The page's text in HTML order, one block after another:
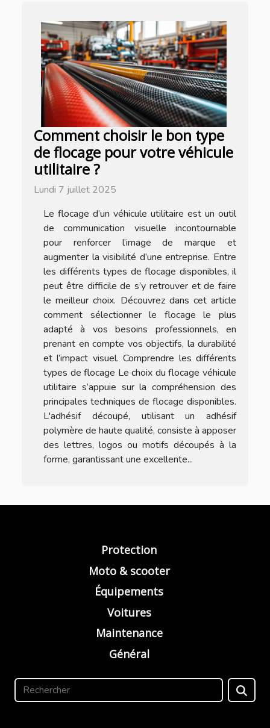
Comment choisir le bon type
de flocage pour votre véhicule
utilitaire ?
Lundi 7 juillet 2025
Le flocage d’un véhicule utilitaire est un outil
de communication visuelle incontournable
pour renforcer l’image de marque et
augmenter la visibilité d’une entreprise. Entre
les différents types de flocage disponibles, il
peut être difficile de s’y retrouver et de faire
le meilleur choix. Découvrez dans cet article
comment sélectionner le flocage le plus
adapté à vos besoins professionnels, en
prenant en compte vos objectifs, la durabilité
et l’impact visuel. Comprendre les différents
types de flocage Le choix du flocage véhicule
utilitaire s’appuie sur la compréhension des
principales techniques de flocage disponibles.
L'adhésif découpé, utilisant un adhésif
polymère de haute qualité, consiste à apposer
des lettres, logos ou motifs découpés à la
forme, garantissant une excellente...
Protection
Moto & scooter
Équipements
Voitures
Maintenance
Général